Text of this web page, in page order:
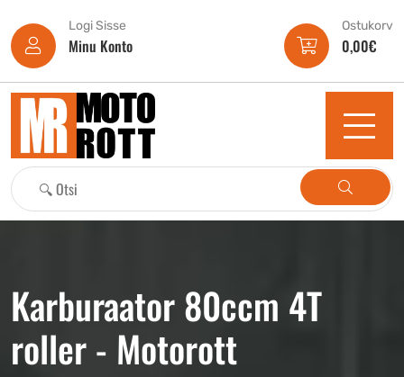
Logi Sisse
Minu Konto
Ostukorv
0,00€
Karburaator 80ccm 4T
roller - Motorott